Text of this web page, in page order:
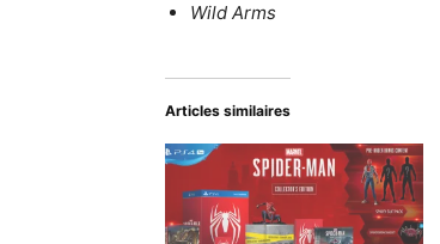
Wild Arms
Articles similaires